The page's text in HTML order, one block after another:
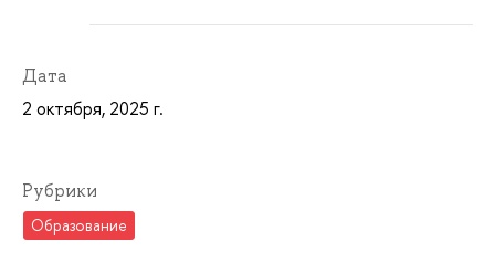
Дата
2 октября, 2025 г.
Рубрики
Образование